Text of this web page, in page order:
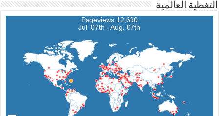
التغطية العالمية
12,690 Pageviews
Jul. 07th - Aug. 07th